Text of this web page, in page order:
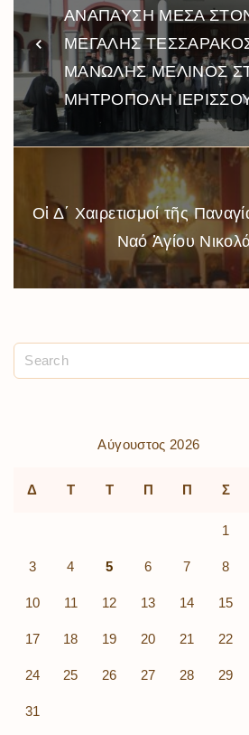
ΑΝΑΠΑΥΣΗ ΜΕΣΑ
ΜΕΓΑΛΗΣ
ΜΑΝΩΛΗΣ ΜΕΛΙΝΟΣ
ΜΗΤΡΟΠΟΛΗ
Οἱ Δ΄ Χαιρετισμοί τῆς
Ναό Ἁγίου
Αύγουστος 2026
Δ Τ Τ Π Π Σ
1
3 4 5 6 7 8
10 11 12 13 14 15
17 18 19 20 21 22
24 25 26 27 28 29
31